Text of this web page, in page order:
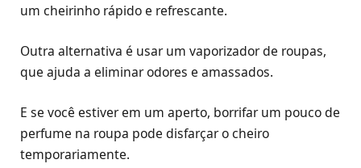
um cheirinho rápido e refrescante.
Outra alternativa é usar um vaporizador de roupas,
que ajuda a eliminar odores e amassados.
E se você estiver em um aperto, borrifar um pouco de
perfume na roupa pode disfarçar o cheiro
temporariamente.